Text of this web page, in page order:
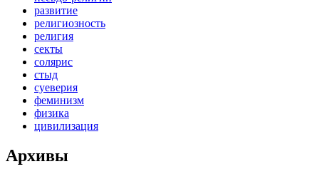
развитие
религиозность
религия
секты
солярис
стыд
суеверия
феминизм
физика
цивилизация
Архивы